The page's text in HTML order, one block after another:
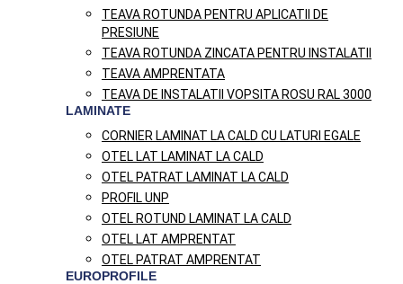
TEAVA ROTUNDA PENTRU APLICATII DE
PRESIUNE
TEAVA ROTUNDA ZINCATA PENTRU INSTALATII
TEAVA AMPRENTATA
TEAVA DE INSTALATII VOPSITA ROSU RAL 3000
LAMINATE
CORNIER LAMINAT LA CALD CU LATURI EGALE
OTEL LAT LAMINAT LA CALD
OTEL PATRAT LAMINAT LA CALD
PROFIL UNP
OTEL ROTUND LAMINAT LA CALD
OTEL LAT AMPRENTAT
OTEL PATRAT AMPRENTAT
EUROPROFILE